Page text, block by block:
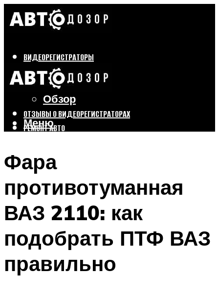
ВИДЕОРЕГИСТРАТОРЫ
Бренды
Выбор
Обзор
ОТЗЫВЫ О ВИДЕОРЕГИСТРАТОРАХ
РЕМОНТ АВТО
Меню
Меню
Фара
противотуманная
ВАЗ 2110: как
подобрать ПТФ ВАЗ
правильно